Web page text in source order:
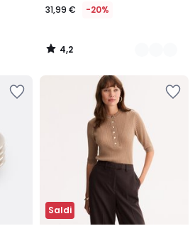
31,99 € -20%
4,2
/
Saldi